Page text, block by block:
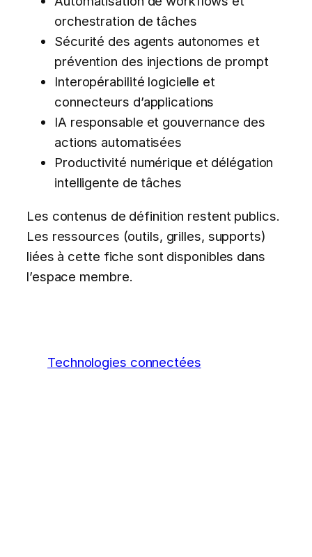
orchestration de tâches
Sécurité des agents autonomes et
prévention des injections de prompt
Interopérabilité logicielle et
connecteurs d’applications
IA responsable et gouvernance des
actions automatisées
Productivité numérique et délégation
intelligente de tâches
Les contenus de définition restent publics.
Les ressources (outils, grilles, supports)
liées à cette fiche sont disponibles dans
l’espace membre.
Technologies connectées